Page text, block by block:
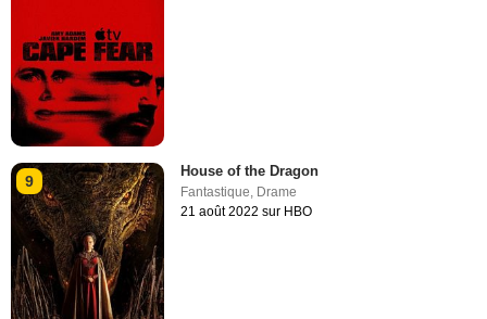
9
House of the Dragon
Fantastique Drame
21 août 2022 sur HBO